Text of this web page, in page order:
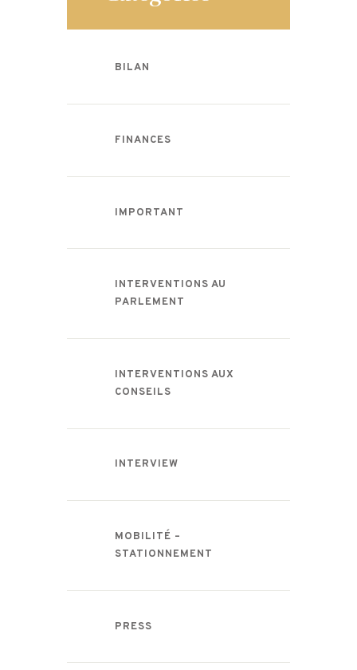
BILAN
FINANCES
IMPORTANT
INTERVENTIONS AU
PARLEMENT
INTERVENTIONS AUX
CONSEILS
INTERVIEW
MOBILITÉ –
STATIONNEMENT
PRESS